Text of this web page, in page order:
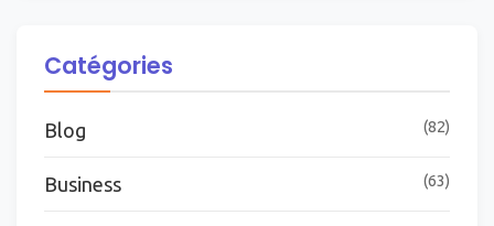
Catégories
Blog (82)
Business (63)